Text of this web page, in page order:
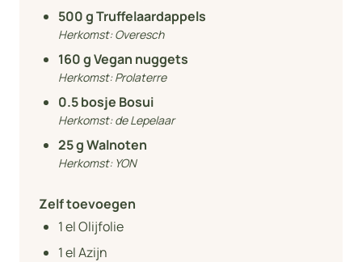
500g Truffelaardappels
Herkomst:Overesch
160g Vegan nuggets
Herkomst:Prolaterre
0.5bosje Bosui
Herkomst:de Lepelaar
25g Walnoten
Herkomst: YON
Zelf toevoegen
1el Olijfolie
1el Azijn